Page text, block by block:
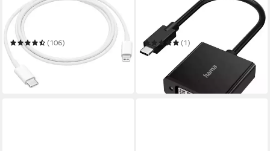
APPLE
USB-C to Lightning Cable
(1m) USB-Kabel
(106)
19,17 € UVP
-23%
in 1-2 Werktagen bei dir
USB-C Stecker auf DVI
Adapter Wandler USB-Kabel
(1)
8,90 € UVP29,99 €
in 2-3 Werktagen bei dir